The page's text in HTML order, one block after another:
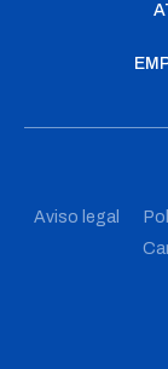
Aviso legal